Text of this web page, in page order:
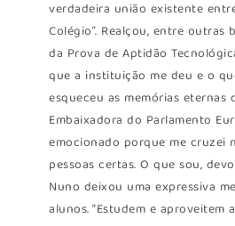
verdadeira união existente
Colégio”. Realçou, entre outras
da Prova de Aptidão
que a instituição me deu e o
esqueceu as memórias eternas
Embaixadora do Parlamento
emocionado porque me cruzei
pessoas certas. O que sou,
Nuno deixou uma expressiva
alunos. “Estudem e